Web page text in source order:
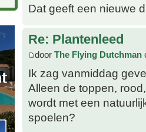
Dat geeft een nieuwe
Re: Plantenleed
door The Flying Dutchman
Ik zag vanmiddag
Alleen de toppen,
wordt met een
spoelen?